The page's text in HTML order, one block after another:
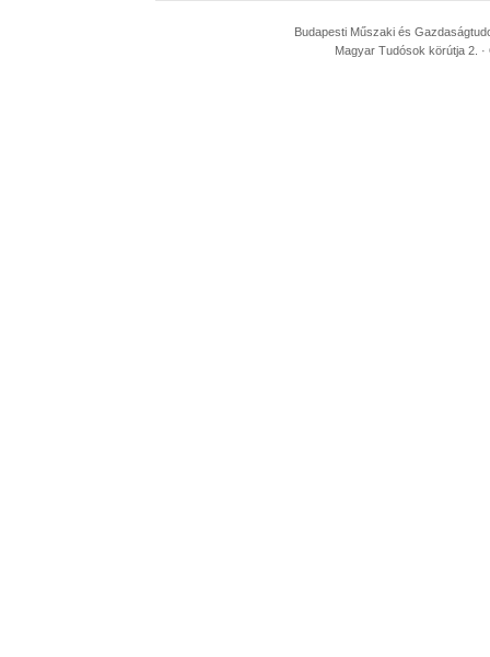
Budapesti Műszaki és
Magyar Tudósok körútja 2. ·